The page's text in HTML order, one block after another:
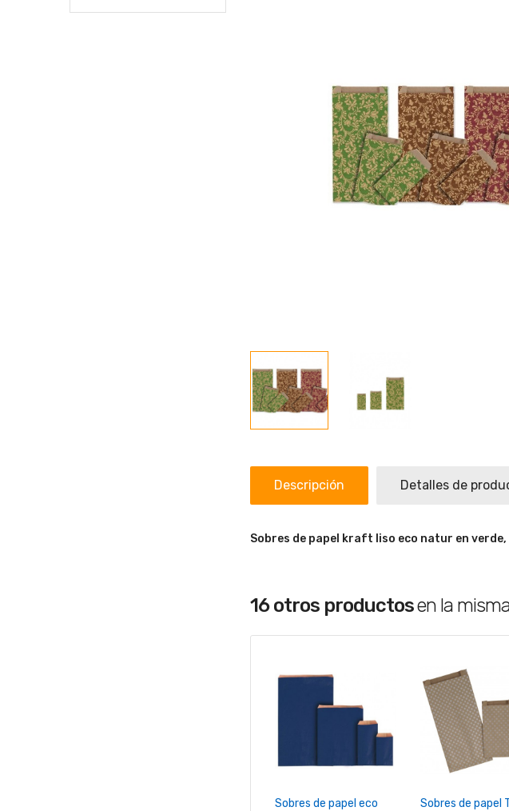
Descripción Detalles de
Sobres de papel kraft liso eco natur en
16 otros productosen la
+ Añadir Al Carrito
Sobres de papel eco
+ Añadir Al
Sobres de papel